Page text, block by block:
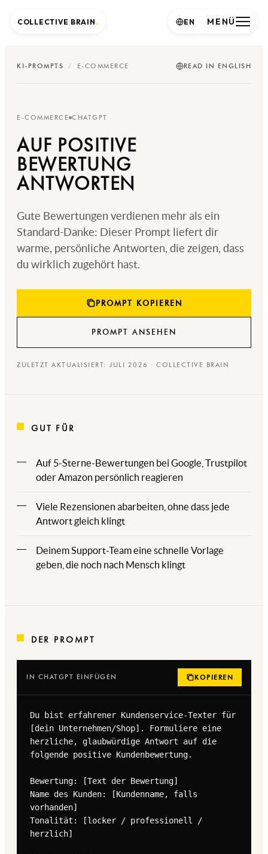
KI-PROMPTS / E-COMMERCE READ IN ENGLISH
E-COMMERCE CHATGPT
AUF POSITIVE
BEWERTUNG
ANTWORTEN
Gute Bewertungen verdienen mehr als ein
Standard-Danke: Dieser Prompt liefert dir
warme, persönliche Antworten, die zeigen, dass
du wirklich zugehört hast.
PROMPT KOPIEREN
PROMPT ANSEHEN
ZULETZT AKTUALISIERT: JULI 2026 · COLLECTIVE BRAIN
GUT FÜR
Auf 5-Sterne-Bewertungen bei Google, Trustpilot
oder Amazon persönlich reagieren
Viele Rezensionen abarbeiten, ohne dass jede
Antwort gleich klingt
Deinem Support-Team eine schnelle Vorlage
geben, die noch nach Mensch klingt
DER PROMPT
IN CHATGPT EINFÜGEN KOPIEREN
Du bist erfahrener Kundenservice-Texter für
[dein Unternehmen/Shop]. Formuliere eine
herzliche, glaubwürdige Antwort auf die
folgende positive Kundenbewertung.
Bewertung: [Text der Bewertung]
Name des Kunden: [Kundenname, falls
vorhanden]
Tonalität: [locker / professionell /
herzlich]
COLLECTIVE BRAIN . MENÜ
EN